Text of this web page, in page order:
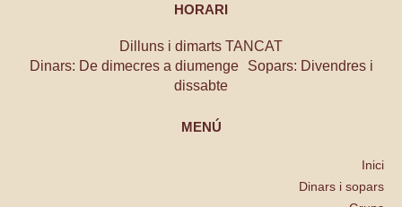
HORARI
Dilluns i dimarts TANCAT
Dinars: De dimecres a diumenge Sopars: Divendres i
dissabte
MENÚ
Inici
Dinars i sopars